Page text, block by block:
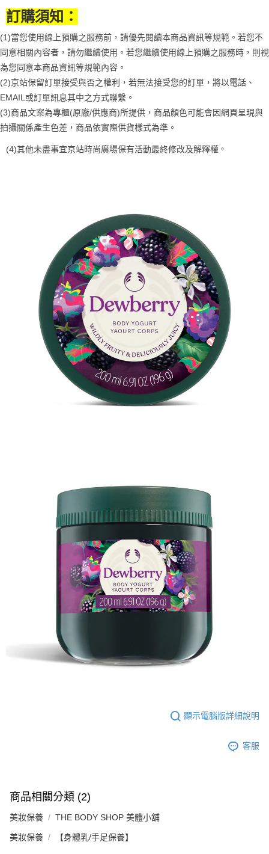
1.分期款項不併入電信帳單，「大哥付你分期」於每月結算日後寄送繳費提
醒簡訊。
2.透過簡訊連結打開帳單後，可選擇「超商條碼／台灣大直營門市／銀行轉
【注意事項】
1.本服務係由「台灣大哥大股份有限公司」（以下簡稱本公司）所提供，讓
用戶於交易時，得透過本服務購買商品或服務，並由商店將買賣／分期付款
買賣價金債權讓與本公司後，依約使用本公司帳單繳交帳款。
2.基於同意付款使用「大哥付你分期」之契約關係目的，商店將以您的個人
由本公司與您本人進行分期帳單所需資料之確認、核對及更正。
【「AFTEE先享後付」結帳流程】
結帳頁面，進行簡訊認證並確認金額後，即可完成結帳。
２．訂單成立數日內，您將收到繳費通知簡訊。
ATM／網路銀行／等多元方式進行付款，方視為交易完成。
※ 請注意：結帳手續完成當下不需立刻繳費，但若您需要取消訂單，請聯絡
購買商品的店家。未經商家同意取消之訂單仍視為有效，需透過AFTEE先享
後付繳納相關費用。
※ 交易是否成功請以「AFTEE先享後付 」之結帳頁面顯示為準，若有關於
是否繳費成功／繳費後需取消欲退款等相關疑問，請聯繫「AFTEE先享後付
３．未成年的使用者請事先徵得法定代理人或監護人之同意方可使用
「AFTEE先享後付」，若未經同意申辦者引起之損失，本公司不負相關責
４．使用「AFTEE先享後付」時，將依據個別帳號之用戶狀況，依本公司即
時審查核予不同之上限額度；若仍有額度不足之情形，本公司將視審查結果
請求用戶進行身份認證。
５．嚴禁一人註冊多個帳號或使用他人資訊註冊。若發現惡意使用之情形，
恩沛科技股份有限公司將有權停止該用戶之使用額度並採取法律行動。
每筆NT$70，滿NT$899(含以上)免運費
付款後7-11取貨
每筆NT$70，滿NT$899(含以上)免運費
宅配
每筆NT$100，滿NT$1,000(含以上)免運費
京站台北店客服中心(1F星巴克旁) 即日起不提供京站紙袋，取件時
請自備購物袋，若需購買紙袋可現場詢問
免運費
訂購須知：
(1)當您使用線上預購之服務前，請優先閱讀本商品資訊等規範。若您不
同意相關內容者，請勿繼續使用。若您繼續使用線上預購之服務時，則視
為您同意本商品資訊等規範內容。
(2)京站保留訂單接受與否之權利，若無法接受您的訂單，將以電話、
EMAIL或訂單訊息其中之方式聯繫。
(3)商品文案為專櫃(原廠/供應商)所提供，商品顏色可能會因網頁呈現與
拍攝關係產生色差，商品依實際供貨樣式為準。
(4)其他未盡事宜京站時尚廣場保有活動最終修改及解釋權 。
顯示電腦版詳細說明
客服
商品相關分類 (2)
美妝保養 THE BODY SHOP 美體小舖
美妝保養 【身體乳/手足保養】